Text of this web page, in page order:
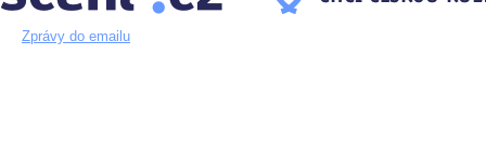
Zprávy do emailu